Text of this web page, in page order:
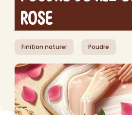
Rose
Finition naturel Poudre